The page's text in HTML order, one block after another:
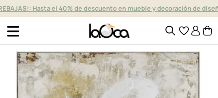
Hasta el 40% de descuento en mueble y decoración de